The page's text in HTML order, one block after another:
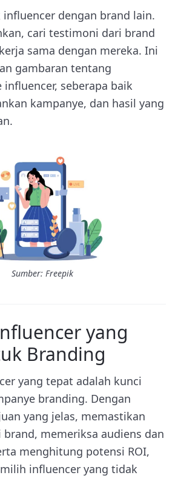
influencer dengan brand lain.
cari testimoni dari brand
sama dengan mereka. Ini
gambaran tentang
seberapa baik
kampanye, dan hasil yang
Sumber: Freepik
yang
Branding
yang tepat adalah kunci
branding. Dengan
yang jelas, memastikan
brand, memeriksa audiens dan
menghitung potensi ROI,
influencer yang tidak